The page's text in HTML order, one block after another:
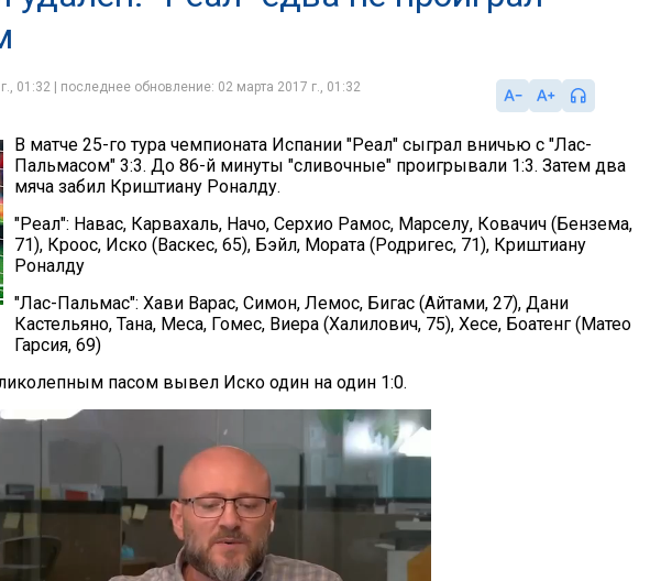
01:32 | последнее обновление: 02 марта 2017 г., 01:32
В матче 25-го тура чемпионата Испании "Реал" сыграл вничью с "Лас-
Пальмасом" 3:3. До 86-й минуты "сливочные" проигрывали 1:3. Затем два
мяча забил Криштиану Роналду.
"Реал": Навас, Карвахаль, Начо, Серхио Рамос, Марселу, Ковачич (Бензема,
71), Кроос, Иско (Васкес, 65), Бэйл, Мората (Родригес, 71), Криштиану
Роналду
"Лас-Пальмас": Хави Варас, Симон, Лемос, Бигас (Айтами, 27), Дани
Кастельяно, Тана, Меса, Гомес, Виера (Халилович, 75), Хесе, Боатенг (Матео
Гарсия, 69)
пасом вывел Иско один на один 1:0.